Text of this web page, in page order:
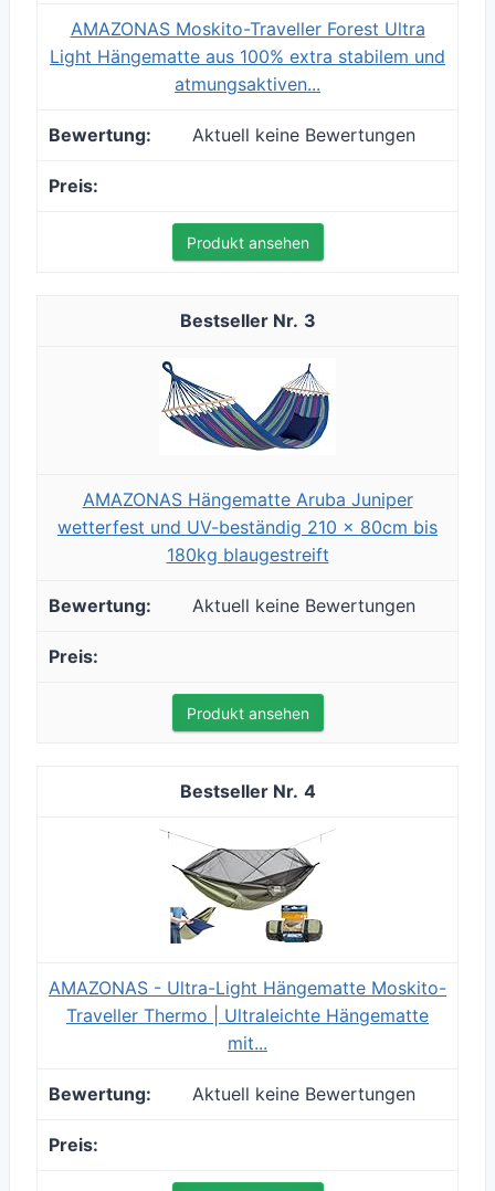
AMAZONAS Moskito-Traveller Forest Ultra
Light Hängematte aus 100% extra stabilem und
atmungsaktiven...
Aktuell keine Bewertungen
Produkt ansehen
3
AMAZONAS Hängematte Aruba Juniper
wetterfest und UV-beständig 210 x 80cm bis
180kg blaugestreift
Aktuell keine Bewertungen
Produkt ansehen
4
AMAZONAS - Ultra-Light Hängematte Moskito-
Traveller Thermo | Ultraleichte Hängematte
mit...
Aktuell keine Bewertungen